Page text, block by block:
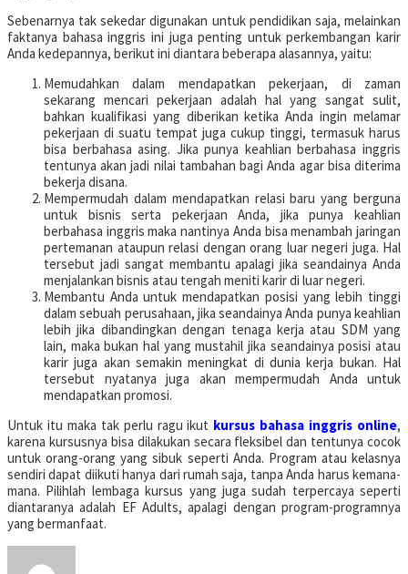
Sebenarnya tak sekedar digunakan untuk pendidikan saja, melainkan
faktanya bahasa inggris ini juga penting untuk perkembangan karir
Anda kedepannya, berikut ini diantara beberapa alasannya, yaitu:
Memudahkan dalam mendapatkan pekerjaan, di zaman
sekarang mencari pekerjaan adalah hal yang sangat sulit,
bahkan kualifikasi yang diberikan ketika Anda ingin melamar
pekerjaan di suatu tempat juga cukup tinggi, termasuk harus
bisa berbahasa asing. Jika punya keahlian berbahasa inggris
tentunya akan jadi nilai tambahan bagi Anda agar bisa diterima
bekerja disana.
Mempermudah dalam mendapatkan relasi baru yang berguna
untuk bisnis serta pekerjaan Anda, jika punya keahlian
berbahasa inggris maka nantinya Anda bisa menambah jaringan
pertemanan ataupun relasi dengan orang luar negeri juga. Hal
tersebut jadi sangat membantu apalagi jika seandainya Anda
menjalankan bisnis atau tengah meniti karir di luar negeri.
Membantu Anda untuk mendapatkan posisi yang lebih tinggi
dalam sebuah perusahaan, jika seandainya Anda punya keahlian
lebih jika dibandingkan dengan tenaga kerja atau SDM yang
lain, maka bukan hal yang mustahil jika seandainya posisi atau
karir juga akan semakin meningkat di dunia kerja bukan. Hal
tersebut nyatanya juga akan mempermudah Anda untuk
mendapatkan promosi.
Untuk itu maka tak perlu ragu ikut kursus bahasa inggris online,
karena kursusnya bisa dilakukan secara fleksibel dan tentunya cocok
untuk orang-orang yang sibuk seperti Anda. Program atau kelasnya
sendiri dapat diikuti hanya dari rumah saja, tanpa Anda harus kemana-
mana. Pilihlah lembaga kursus yang juga sudah terpercaya seperti
diantaranya adalah EF Adults, apalagi dengan program-programnya
yang bermanfaat.